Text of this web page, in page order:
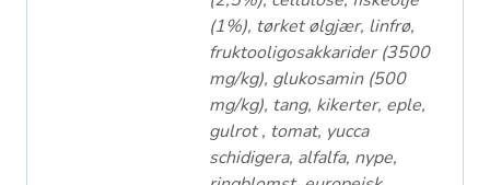
(1%), tørket ølgjær, linfrø,
fruktooligosakkarider (3500
mg/kg), glukosamin (500
mg/kg), tang, kikerter, eple,
gulrot , tomat, yucca
schidigera, alfalfa, nype,